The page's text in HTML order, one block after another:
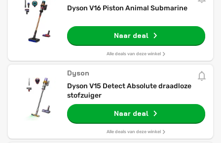
Dyson V16 Piston Animal Submarine
Naar deal
Alle deals van deze winkel
Dyson
Dyson V15 Detect Absolute draadloze
stofzuiger
Naar deal
Alle deals van deze winkel